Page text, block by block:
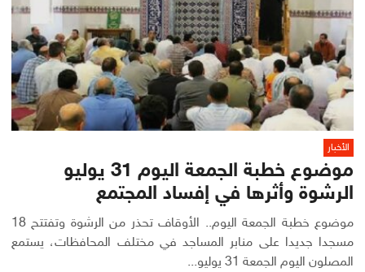
الأخبار
موضوع خطبة الجمعة اليوم 31 يوليو
الرشوة وأثرها في إفساد المجتمع
موضوع خطبة الجمعة اليوم.. الأوقاف تحذر من الرشوة وتفتتح 18
مسجدا جديدا على منابر المساجد في مختلف المحافظات، يستمع
المصلون اليوم الجمعة 31 يوليو...